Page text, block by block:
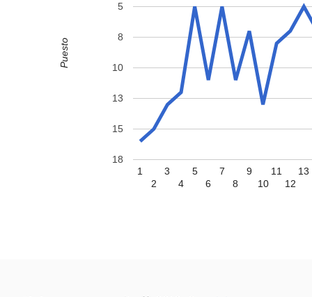
1
2
3
4
5
6
7
8
9
10
11
12
13
5
8
10
13
15
18
Puesto